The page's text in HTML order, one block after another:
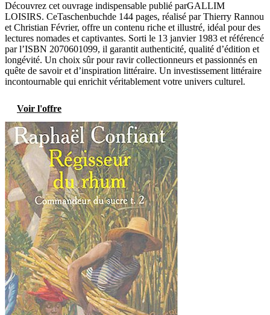
Découvrez cet ouvrage indispensable publié parGALLIM
LOISIRS. CeTaschenbuchde 144 pages, réalisé par Thierry Rannou
et Christian Février, offre un contenu riche et illustré, idéal pour des
lectures nomades et captivantes. Sorti le 13 janvier 1983 et référencé
par l’ISBN 2070601099, il garantit authenticité, qualité d’édition et
longévité. Un choix sûr pour ravir collectionneurs et passionnés en
quête de savoir et d’inspiration littéraire. Un investissement littéraire
incontournable qui enrichit véritablement votre univers culturel.
Voir l'offre